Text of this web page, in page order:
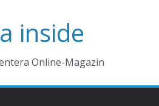
inside
Online-Magazin